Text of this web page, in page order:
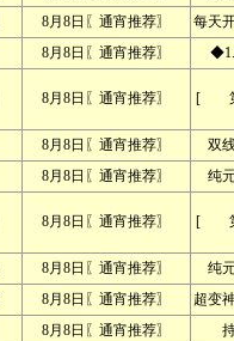
8月8日〖通宵推荐〗
每天
8月8日〖通宵推荐〗
8月8日〖通宵推荐〗 [
8月8日〖通宵推荐〗
双
8月8日〖通宵推荐〗 纯
8月8日〖通宵推荐〗 [
8月8日〖通宵推荐〗
纯
8月8日〖通宵推荐〗
超变
8月8日〖通宵推荐〗